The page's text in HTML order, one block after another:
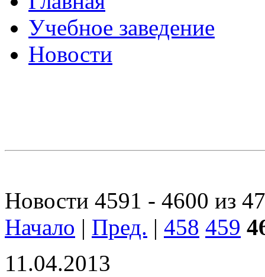
Учебное заведение
Новости
Новости 4591 - 4600 из
Начало | Пред. | 458 459
11.04.2013